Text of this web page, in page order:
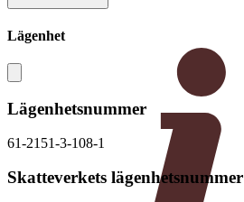
Lägenhet
Lägenhetsnummer
61-2151-3-108-1
Skatteverkets lägenhetsnummer